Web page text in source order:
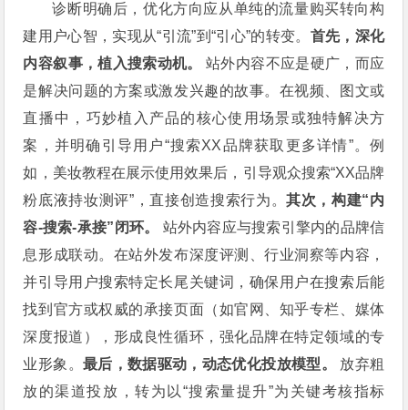
诊断明确后，优化方向应从单纯的流量购买转向构
建用户心智，实现从“引流”到“引心”的转变。 首先，深化
内容叙事，植入搜索动机。
站外内容不应是硬广，而应
是解决问题的方案或激发兴趣的故事。在视频、图文或
直播中，巧妙植入产品的核心使用场景或独特解决方
案，并明确引导用户“搜索XX品牌获取更多详情”。例
如，美妆教程在展示使用效果后，引导观众搜索“XX品牌
粉底液持妆测评”，直接创造搜索行为。其次，构建“内
容-搜索-承接”闭环。
站外内容应与搜索引擎内的品牌信
息形成联动。在站外发布深度评测、行业洞察等内容，
并引导用户搜索特定长尾关键词，确保用户在搜索后能
找到官方或权威的承接页面（如官网、知乎专栏、媒体
深度报道），形成良性循环，强化品牌在特定领域的专
业形象。 最后，数据驱动，动态优化投放模型。
放弃粗
放的渠道投放，转为以“搜索量提升”为关键考核指标